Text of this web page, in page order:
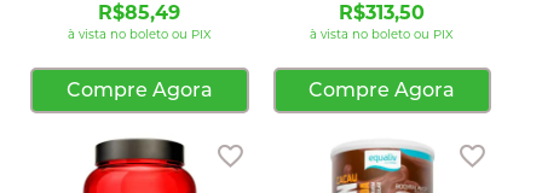
R$85,49
à vista no boleto ou PIX
Compre Agora
R$313,50
à vista no boleto ou PIX
Compre Agora
Adicionar aos favoritos